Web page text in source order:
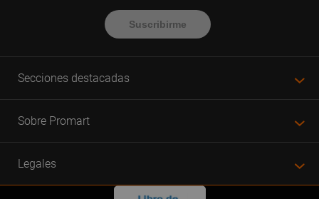
Suscribirme
Secciones destacadas
Sobre Promart
Legales